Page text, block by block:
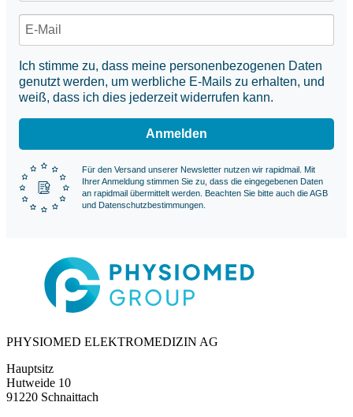
Ich stimme zu, dass meine personenbezogenen Daten
genutzt werden, um werbliche E-Mails zu erhalten, und
weiß, dass ich dies jederzeit widerrufen kann.
Anmelden
Für den Versand unserer Newsletter nutzen wir rapidmail. Mit
Ihrer Anmeldung stimmen Sie zu, dass die eingegebenen Daten
an rapidmail übermittelt werden. Beachten Sie bitte auch die AGB
und Datenschutzbestimmungen.
PHYSIOMED ELEKTROMEDIZIN AG
Hauptsitz
Hutweide 10
91220 Schnaittach